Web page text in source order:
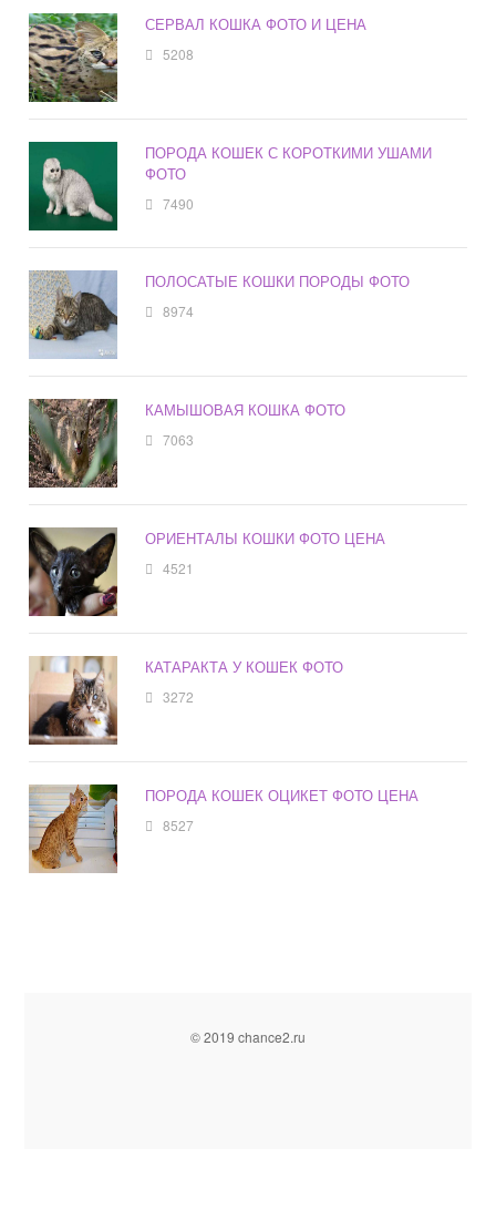
СЕРВАЛ КОШКА ФОТО И ЦЕНА
5208
ПОРОДА КОШЕК С КОРОТКИМИ УШАМИ
ФОТО
7490
ПОЛОСАТЫЕ КОШКИ ПОРОДЫ ФОТО
8974
КАМЫШОВАЯ КОШКА ФОТО
7063
ОРИЕНТАЛЫ КОШКИ ФОТО ЦЕНА
4521
КАТАРАКТА У КОШЕК ФОТО
3272
ПОРОДА КОШЕК ОЦИКЕТ ФОТО ЦЕНА
8527
© 2019 chance2.ru